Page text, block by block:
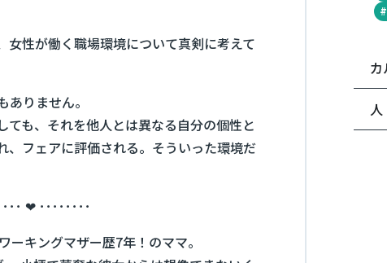
性が働く職場環境について真剣に考えて
りません。
も、それを他人とは異なる自分の個性と
、フェアに評価される。そういった環境だ
･･ ❤ ････････
キングマザー歴7年！のママ。
#
カ
人